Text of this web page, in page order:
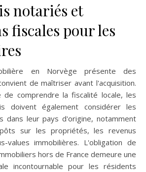
notariés et
fiscales pour les
en Norvège présente des
de maîtriser avant l'acquisition.
de comprendre la fiscalité locale, les
doivent également considérer les
dans leur pays d'origine, notamment
sur les propriétés, les revenus
values immobilières. L'obligation de
hors de France demeure une
incontournable pour les résidents